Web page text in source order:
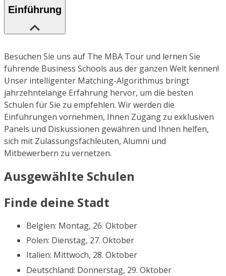
Einführung
Besuchen Sie uns auf The MBA Tour und lernen Sie
führende Business Schools aus der ganzen Welt kennen!
Unser intelligenter Matching-Algorithmus bringt
jahrzehntelange Erfahrung hervor, um die besten
Schulen für Sie zu empfehlen. Wir werden die
Einführungen vornehmen, Ihnen Zugang zu exklusiven
Panels und Diskussionen gewähren und Ihnen helfen,
sich mit Zulassungsfachleuten, Alumni und
Mitbewerbern zu vernetzen.
Ausgewählte Schulen
Finde deine Stadt
Belgien: Montag, 26. Oktober
Polen: Dienstag, 27. Oktober
Italien: Mittwoch, 28. Oktober
Deutschland: Donnerstag, 29. Oktober